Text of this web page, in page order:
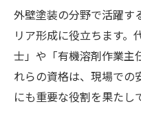
外壁塗装の分野で活躍す
リア形成に役立ちます。
士」や「有機溶剤作業主
れらの資格は、現場での
にも重要な役割を果たし